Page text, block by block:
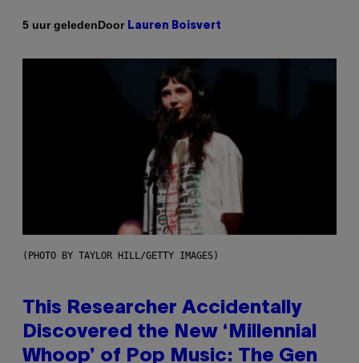
5 uur geledenDoor Lauren Boisvert
(PHOTO BY TAYLOR HILL/GETTY IMAGES)
This Researcher Accidentally
Discovered the New ‘Millennial
Whoop’ of Pop Music: The Gen